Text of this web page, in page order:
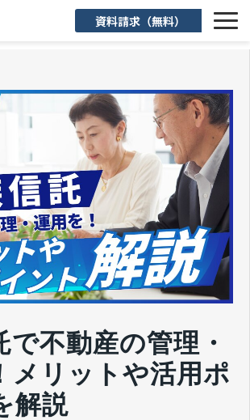
資料請求（無料）
で不動産の管理・
メリットや活用ポ
解説